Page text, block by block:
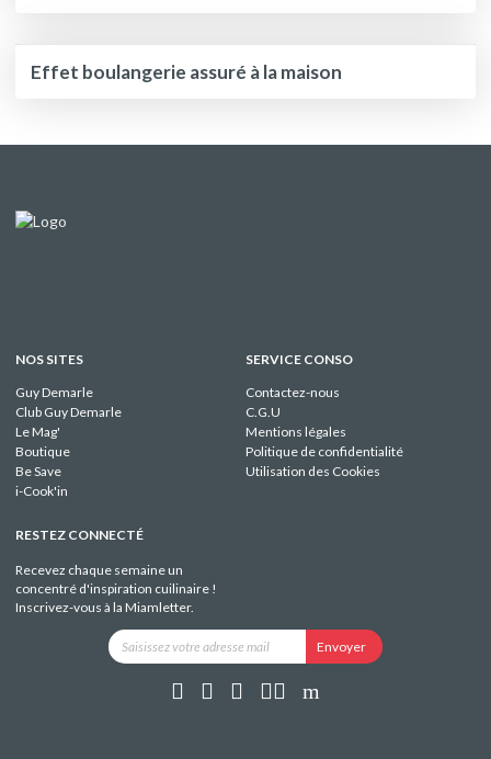
Effet boulangerie assuré à la maison
NOS SITES
Guy Demarle
Club Guy Demarle
Le Mag'
Boutique
Be Save
i-Cook'in
SERVICE CONSO
Contactez-nous
C.G.U
Mentions légales
Politique de confidentialité
Utilisation des Cookies
RESTEZ CONNECTÉ
Recevez chaque semaine un
concentré d'inspiration cuilinaire !
Inscrivez-vous à la Miamletter.